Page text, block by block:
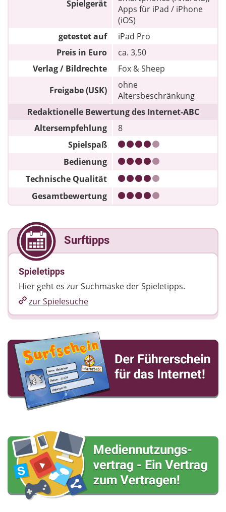
Spielgerät
Apps für iPad / iPhone
(iOS)
getestet auf
iPad Pro
Preis in Euro
ca. 3,50
Verlag / Bildrechte
Fox & Sheep
Freigabe (USK)
ohne
Altersbeschränkung
Redaktionelle Bewertung des Internet-ABC
Altersempfehlung
8
Spielspaß
Bedienung
Technische Qualität
Gesamtbewertung
Surftipps
Spieletipps
Hier geht es zur Suchmaske der Spieletipps.
zur Spielesuche